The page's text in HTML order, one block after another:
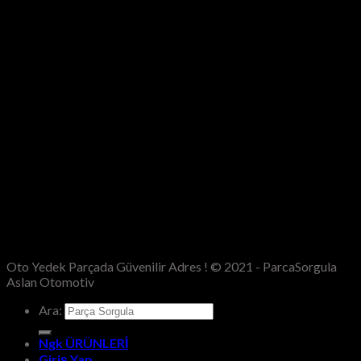
Oto Yedek Parçada Güvenilir Adres ! © 2021 - ParcaSorgula
Aslan Otomotiv
Ara:
Ngk ÜRÜNLERİ